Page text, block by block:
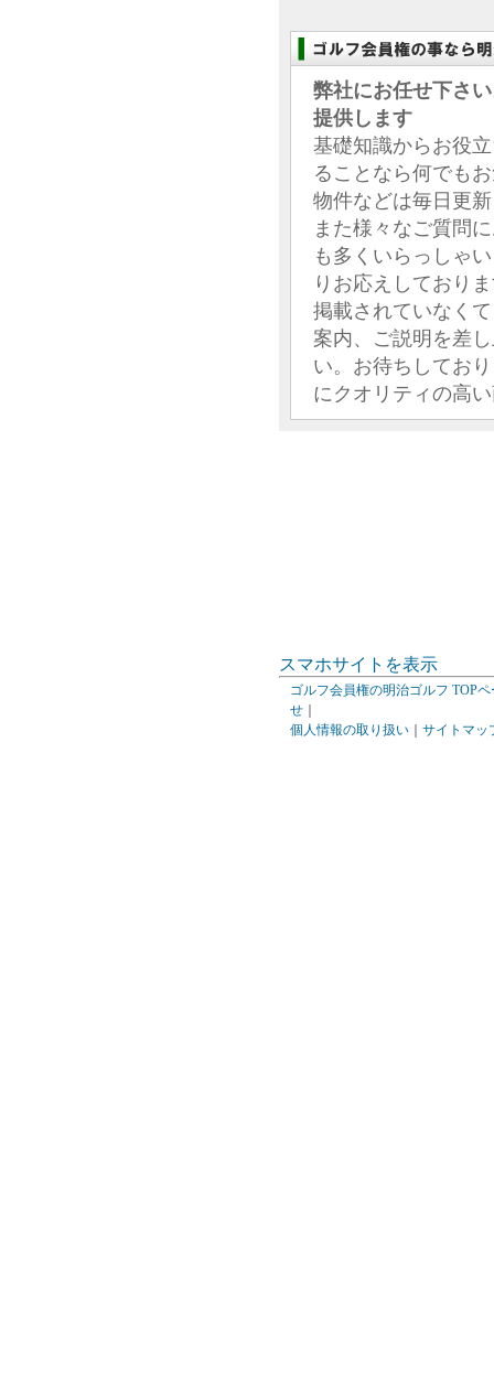
弊社にお任せ下さ
提供します
基礎知識からお役
ることなら何でも
物件などは毎日更
また様々なご質問
も多くいらっしゃ
りお応えしており
掲載されていなく
案内、ご説明を差
い。お待ちしてお
にクオリティの高
スマホサイトを表示
ゴルフ会員権の明治ゴルフ TOPペ
せ
個人情報の取り扱い
サイトマッ